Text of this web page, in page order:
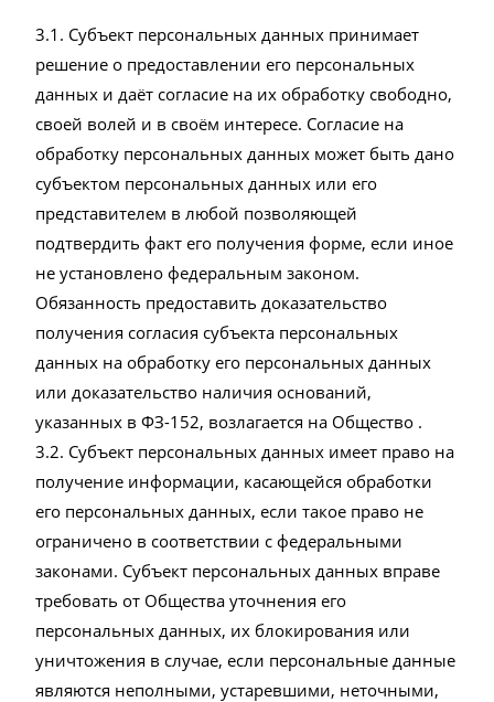
3.1. Субъект персональных данных принимает
решение о предоставлении его персональных
данных и даёт согласие на их обработку свободно,
своей волей и в своём интересе. Согласие на
обработку персональных данных может быть дано
субъектом персональных данных или его
представителем в любой позволяющей
подтвердить факт его получения форме, если иное
не установлено федеральным законом.
Обязанность предоставить доказательство
получения согласия субъекта персональных
данных на обработку его персональных данных
или доказательство наличия оснований,
указанных в ФЗ-152, возлагается на Общество .
3.2. Субъект персональных данных имеет право на
получение информации, касающейся обработки
его персональных данных, если такое право не
ограничено в соответствии с федеральными
законами. Субъект персональных данных вправе
требовать от Общества уточнения его
персональных данных, их блокирования или
уничтожения в случае, если персональные данные
являются неполными, устаревшими, неточными,